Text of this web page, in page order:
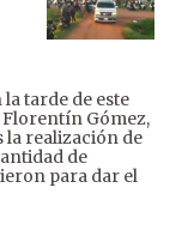
tarde de este
Gómez,
la realización de
de
para dar el